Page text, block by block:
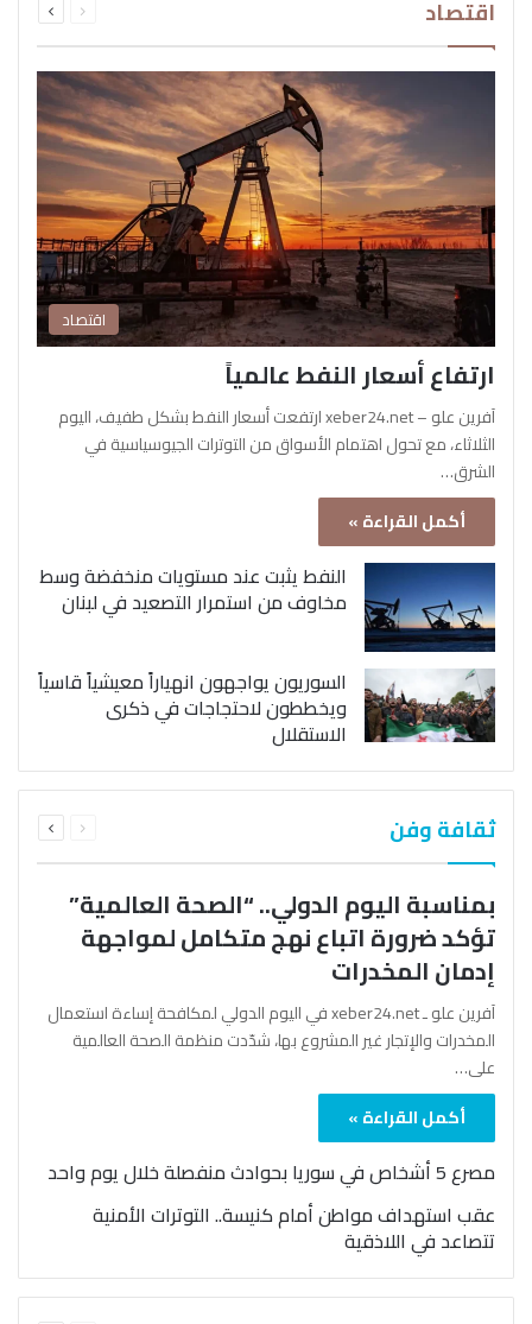
اقتصاد الصفحةالصفحة
اقتصاد
ارتفاع أسعار النفط عالمياً
آفرين علو – xeber24.net ارتفعت أسعار النفط بشكل طفيف، اليوم
الثلاثاء، مع تحول اهتمام الأسواق من التوترات الجيوسياسية في
الشرق…
أكمل القراءة »
النفط يثبت عند مستويات منخفضة وسط
مخاوف من استمرار التصعيد في لبنان
السوريون يواجهون انهياراً معيشياً قاسياً
ويخططون لاحتجاجات في ذكرى
الاستقلال
ثقافة وفن الصفحةالصفحة
بمناسبة اليوم الدولي.. “الصحة العالمية”
تؤكد ضرورة اتباع نهج متكامل لمواجهة
إدمان المخدرات
آفرين علو ـ xeber24.net في اليوم الدولي لمكافحة إساءة استعمال
المخدرات والإتجار غير المشروع بها، شدّدت منظمة الصحة العالمية
على…
أكمل القراءة »
مصرع 5 أشخاص في سوريا بحوادث منفصلة خلال يوم واحد
عقب استهداف مواطن أمام كنيسة.. التوترات الأمنية
تتصاعد في اللاذقية
بمناسبة اليوم الدولي..